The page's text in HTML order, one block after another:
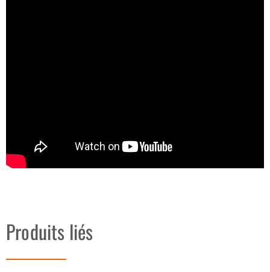
Produits liés